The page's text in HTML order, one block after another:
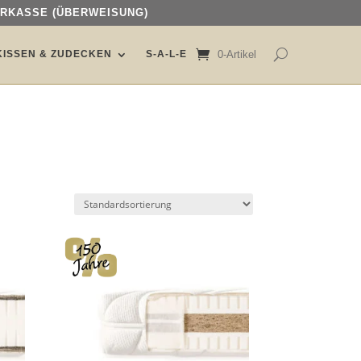
(ÜBERWEISUNG)
& ZUDECKEN S-A-L-E 0-Artikel
(ÜBERWEISUNG)
& ZUDECKEN S-A-L-E 0-Artikel